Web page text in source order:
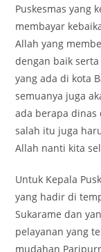
Puskesmas yang
membayar
Allah yang
dengan baik
yang ada di kota
semuanya juga
ada berapa dinas
salah itu juga
Allah nanti kita
Untuk Kepala
yang hadir di
Sukarame dan
pelayanan yang
mudahan